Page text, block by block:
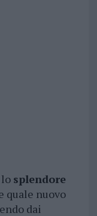
splendore
quale nuovo
dai